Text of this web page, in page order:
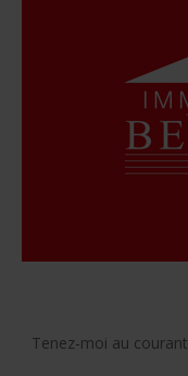
Tenez-moi au courant